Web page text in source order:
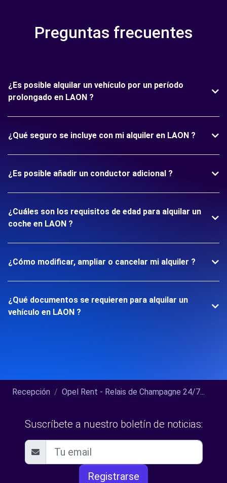
Preguntas frecuentes
¿Es posible alquilar un vehículo por un período
prolongado en LAON ?
¿Qué seguro se incluye con mi alquiler en LAON ?
¿Es posible añadir un conductor adicional ?
¿Cuáles son los requisitos de edad para alquilar un
coche en LAON ?
¿Cómo modificar, ampliar o cancelar mi alquiler ?
¿Qué documentos se requieren para alquilar un
vehículo en LAON ?
Recepción Opel Rent - Relais de Champagne 24/7...
Suscríbete a nuestro boletín de noticias:
Registrarse